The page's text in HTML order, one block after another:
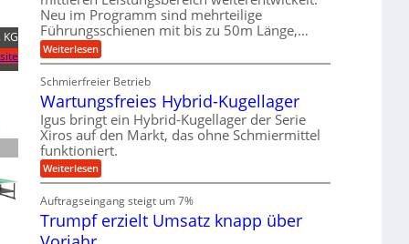
e
n
b
e
w
e
g
u
n
e
n
i
v
e
u
n
d
M
a
s
c
h
i
n
e
b
u
W
e
r
k
z
e
u
k
r
e
i
s
l
a
f
Neu im Programm sind mehrteilige
Führungsschienen mit bis zu 50m Länge,…
Weiterlesen:
K
g
e
l
s
c
h
i
e
n
e
Schmierfreier Betrieb
Wartungsfreies Hybrid-Kugellager
Igus bringt ein Hybrid-Kugellager der Serie
Xiros auf den Markt, das ohne Schmiermittel
funktioniert.
Weiterlesen:
W
r
u
Auftragseingang steigt um 7%
Trumpf erzielt Umsatz knapp über